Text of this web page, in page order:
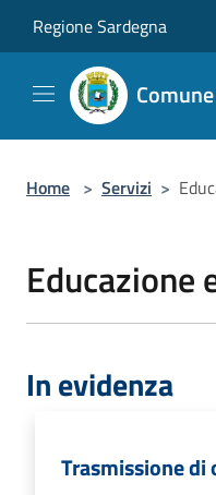
Regione Sardegna
Home > Servizi >
Educazione
In evidenza
Trasmissione di